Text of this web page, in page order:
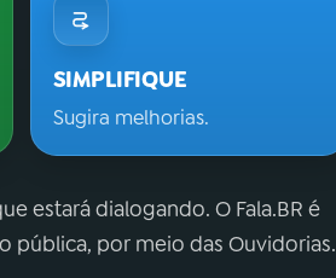
SIMPLIFIQUE
Sugira melhorias.
estará dialogando. O Fala.BR é
pública, por meio das Ouvidorias.